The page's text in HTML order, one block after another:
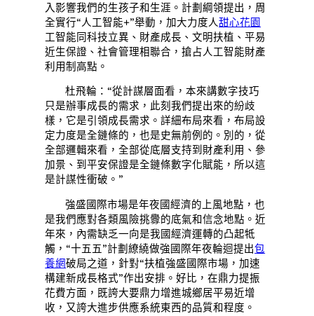
入影響我們的生孩子和生涯。計劃綱領提出，周
全實行“人工智能+”舉動，加大力度人甜心花園
工智能同科技立異、財產成長、文明扶植、平易
近生保證、社會管理相聯合，搶占人工智能財產
利用制高點。
杜飛輪：“從計謀層面看，本來講數字技巧
只是辦事成長的需求，此刻我們提出來的紛歧
樣，它是引領成長需求。詳細布局來看，布局設
定力度是全鏈條的，也是史無前例的。別的，從
全部邏輯來看，全部從底層支持到財產利用、參
加景、到平安保證是全鏈條數字化賦能，所以這
是計謀性衝破。”
強盛國際市場是年夜國經濟的上風地點，也
是我們應對各類風險挑釁的底氣和信念地點。近
年來，內需缺乏一向是我國經濟運轉的凸起牴
觸，“十五五”計劃繚繞做強國際年夜輪迴提出包
養網破局之道，針對“扶植強盛國際市場，加速
構建新成長格式”作出安排。好比，在鼎力提振
花費方面，既誇大要鼎力增進城鄉居平易近增
收，又誇大進步供應系統東西的品質和程度。